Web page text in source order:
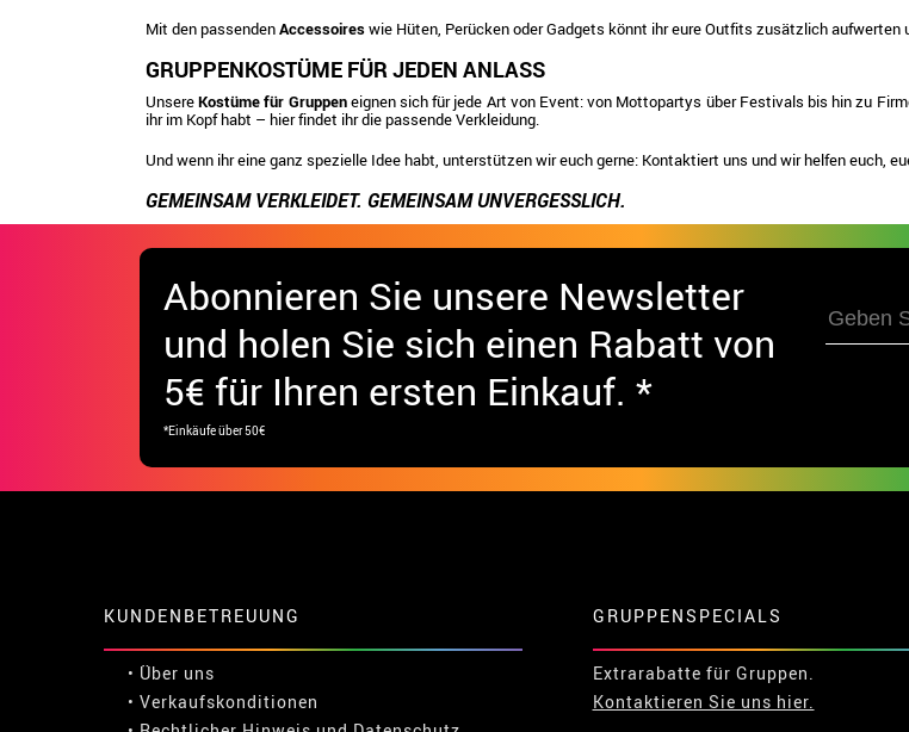
Mit den passendenAccessoireswie Hüten, Perücken oder Gadgets könnt ihr eure Outfits zusätzlich aufwerten
GRUPPENKOSTÜME FÜR JEDEN ANLASS
UnsereKostüme für Gruppeneignen sich für jede Art von Event: von Mottopartys über Festivals bis hin zu
ihr im Kopf habt – hier findet ihr die passende Verkleidung.
Und wenn ihr eine ganz spezielle Idee habt, unterstützen wir euch gerne: Kontaktiert uns und wir helfen euch,
GEMEINSAM VERKLEIDET. GEMEINSAM UNVERGESSLICH.
Abonnieren Sie unsere Newsletter
und holen Sie sich einen Rabatt von
5€ für Ihren ersten Einkauf. *
*Einkäufe über 50€
KUNDENBETREUUNG
• Über uns
• Verkaufskonditionen
GRUPPENSPECIALS
Extrarabatte für Gruppen.
Kontaktieren Sie uns hier.